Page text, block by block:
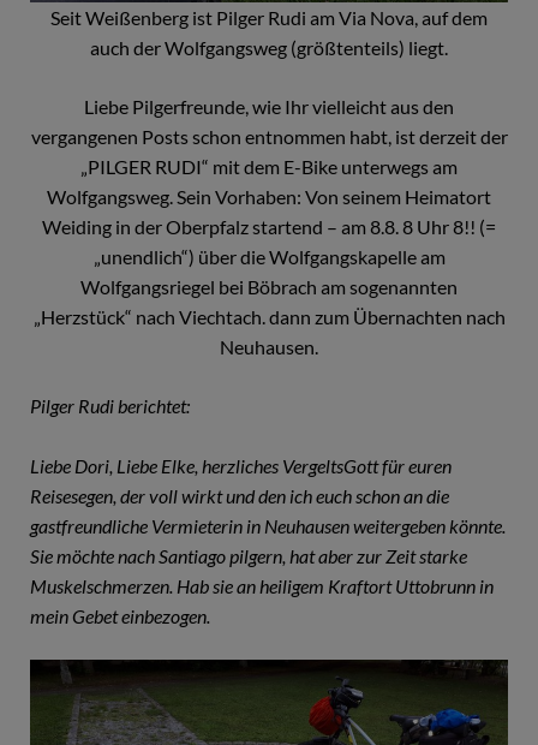
Seit Weißenberg ist Pilger Rudi am Via Nova, auf dem
auch der Wolfgangsweg (größtenteils) liegt.
Liebe Pilgerfreunde, wie Ihr vielleicht aus den
vergangenen Posts schon entnommen habt, ist derzeit der
„PILGER RUDI“ mit dem E-Bike unterwegs am
Wolfgangsweg. Sein Vorhaben: Von seinem Heimatort
Weiding in der Oberpfalz startend – am 8.8. 8 Uhr 8!! (=
„unendlich“) über die Wolfgangskapelle am
Wolfgangsriegel bei Böbrach am sogenannten
„Herzstück“ nach Viechtach. dann zum Übernachten nach
Neuhausen.
Pilger Rudi berichtet:
Liebe Dori, Liebe Elke, herzliches VergeltsGott für euren
Reisesegen, der voll wirkt und den ich euch schon an die
gastfreundliche Vermieterin in Neuhausen weitergeben könnte.
Sie möchte nach Santiago pilgern, hat aber zur Zeit starke
Muskelschmerzen. Hab sie an heiligem Kraftort Uttobrunn in
mein Gebet einbezogen.